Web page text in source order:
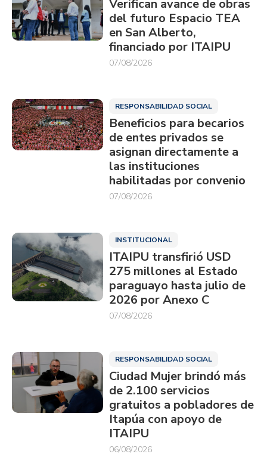
Verifican avance de obras
del futuro Espacio TEA
en San Alberto,
financiado por ITAIPU
07/08/2026
RESPONSABILIDAD SOCIAL
Beneficios para becarios
de entes privados se
asignan directamente a
las instituciones
habilitadas por convenio
07/08/2026
INSTITUCIONAL
ITAIPU transfirió USD
275 millones al Estado
paraguayo hasta julio de
2026 por Anexo C
07/08/2026
RESPONSABILIDAD SOCIAL
Ciudad Mujer brindó más
de 2.100 servicios
gratuitos a pobladores de
Itapúa con apoyo de
ITAIPU
06/08/2026